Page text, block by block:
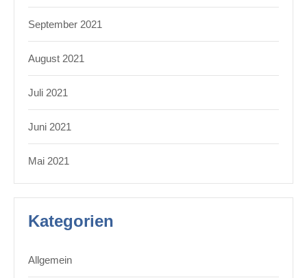
September 2021
August 2021
Juli 2021
Juni 2021
Mai 2021
Kategorien
Allgemein